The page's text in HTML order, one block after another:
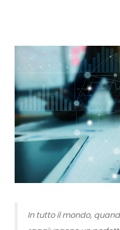
In tutto il mondo,